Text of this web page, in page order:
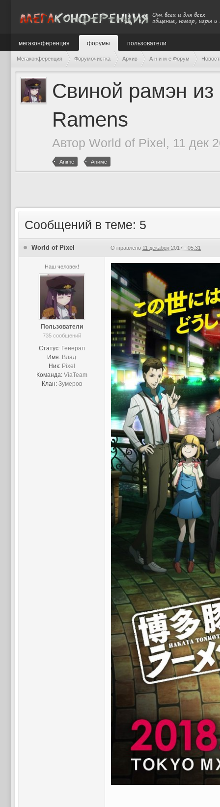
мегаконференция форумы пользователи
Мегаконференция Форумочистка Архив А н и м е Форум
Свиной рамэн
Ramens
Автор World of Pixel, 11 дек
Anime Аниме
Сообщений в теме: 5
World of Pixel Отправлено 11 декабря 2017 - 05:31
Наш человек!
Пользователи
735 сообщений
Статус: Генерал
Имя: Влад
Ник: Pixel
Команда: ViaTeam
Клан: Зумеров